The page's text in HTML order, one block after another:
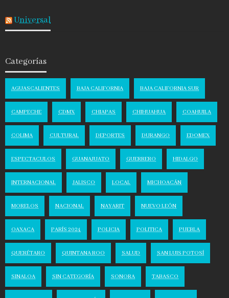
Universal
Categorías
AGUASCALIENTES BAJA CALIFORNIA BAJA CALIFORNIA SUR
CAMPECHE CDMX CHIAPAS CHIHUAHUA COAHUILA
COLIMA CULTURAL DEPORTES DURANGO EDOMEX
ESPECTACULOS GUANAJUATO GUERRERO HIDALGO
INTERNACIONAL JALISCO LOCAL MICHOACÁN
MORELOS NACIONAL NAYARIT NUEVO LEÓN
OAXACA PARÍS 2024 POLICIA POLITICA PUEBLA
QUERÉTARO QUINTANA ROO SALUD SAN LUIS POTOSÍ
SINALOA SIN CATEGORÍA SONORA TABASCO